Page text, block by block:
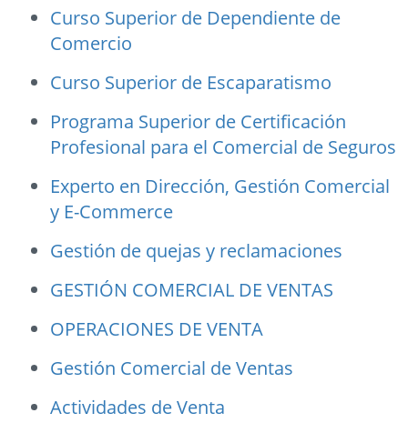
Curso Superior de Dependiente de
Comercio
Curso Superior de Escaparatismo
Programa Superior de Certificación
Profesional para el Comercial de Seguros
Experto en Dirección, Gestión Comercial
y E-Commerce
Gestión de quejas y reclamaciones
GESTIÓN COMERCIAL DE VENTAS
OPERACIONES DE VENTA
Gestión Comercial de Ventas
Actividades de Venta